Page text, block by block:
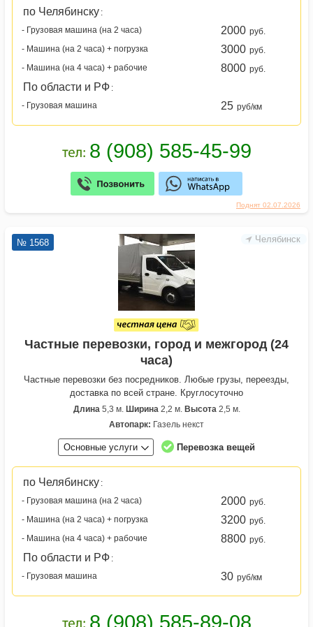
Поднят 02.07.2026
по Челябинску :
- Грузовая машина (на 2 часа)
2000 руб.
- Машина (на 2 часа) + погрузка
3000 руб.
- Машина (на 4 часа) + рабочие
8000 руб.
По области и РФ :
- Грузовая машина
25 руб/км
Челябинск
№ 1568
Частные перевозки, город и межгород (24
часа)
Частные перевозки без посредников. Любые грузы, переезды,
доставка по всей стране. Круглосуточно
Длина5,3 м. Ширина2,2 м. Высота2,5 м.
Автопарк: Газель некст
Основные услуги Перевозка вещей
по Челябинску :
- Грузовая машина (на 2 часа)
2000 руб.
- Машина (на 2 часа) + погрузка
3200 руб.
- Машина (на 4 часа) + рабочие
8800 руб.
По области и РФ :
- Грузовая машина
30 руб/км